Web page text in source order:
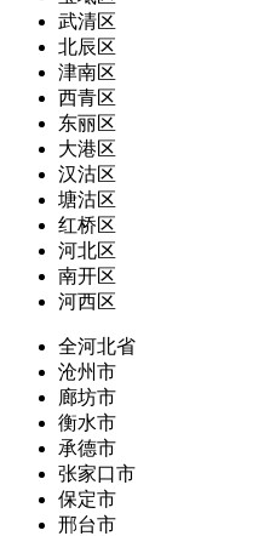
武清区
北辰区
津南区
西青区
东丽区
大港区
汉沽区
塘沽区
红桥区
河北区
南开区
河西区
全河北省
沧州市
廊坊市
衡水市
承德市
张家口市
保定市
邢台市